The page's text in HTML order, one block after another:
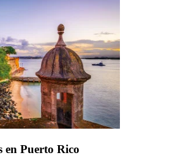
en Puerto Rico